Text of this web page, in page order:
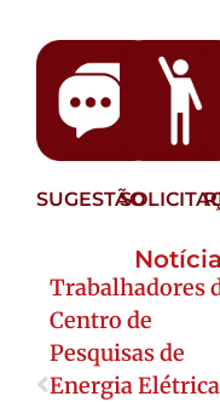
SUGESTÃO
Trabalhadores
Centro de
Pesquisas de
Energia